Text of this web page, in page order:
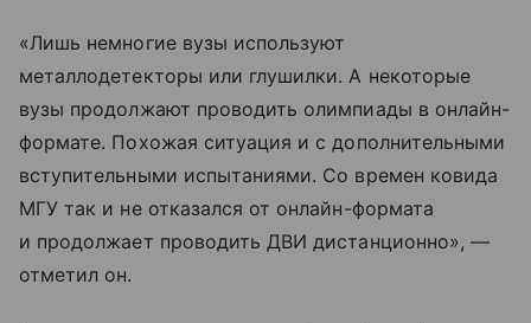
«Лишь немногие вузы используют
металлодетекторы или глушилки. А некоторые
вузы продолжают проводить олимпиады в онлайн-
формате. Похожая ситуация и с дополнительными
вступительными испытаниями. Со времен ковида
МГУ так и не отказался от онлайн-формата
и продолжает проводить ДВИ дистанционно», —
отметил он.